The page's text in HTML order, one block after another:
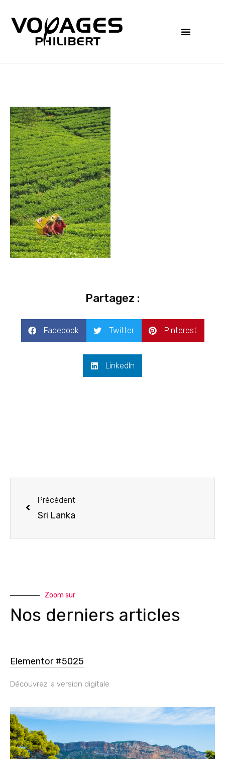
Partagez :
Facebook Twitter Pinterest
LinkedIn
Précédent
Sri Lanka
Zoom sur
Nos derniers articles
Elementor #5025
Découvrez la version digitale